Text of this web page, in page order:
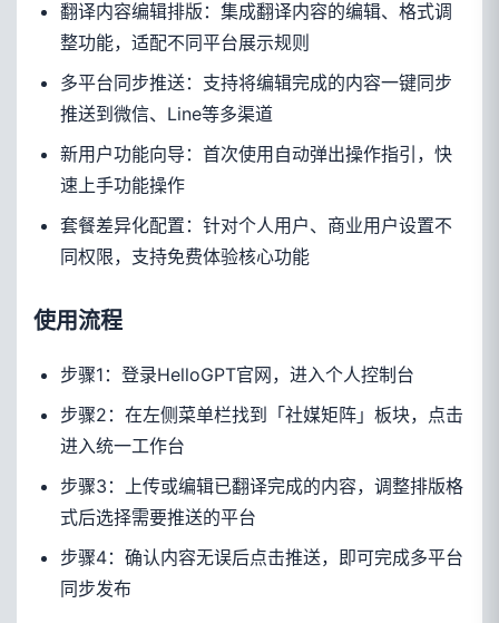
翻译内容编辑排版：集成翻译内容的编辑、格式调
整功能，适配不同平台展示规则
多平台同步推送：支持将编辑完成的内容一键同步
推送到微信、Line等多渠道
新用户功能向导：首次使用自动弹出操作指引，快
速上手功能操作
套餐差异化配置：针对个人用户、商业用户设置不
同权限，支持免费体验核心功能
使用流程
步骤1：登录HelloGPT官网，进入个人控制台
步骤2：在左侧菜单栏找到「社媒矩阵」板块，点击
进入统一工作台
步骤3：上传或编辑已翻译完成的内容，调整排版格
式后选择需要推送的平台
步骤4：确认内容无误后点击推送，即可完成多平台
同步发布